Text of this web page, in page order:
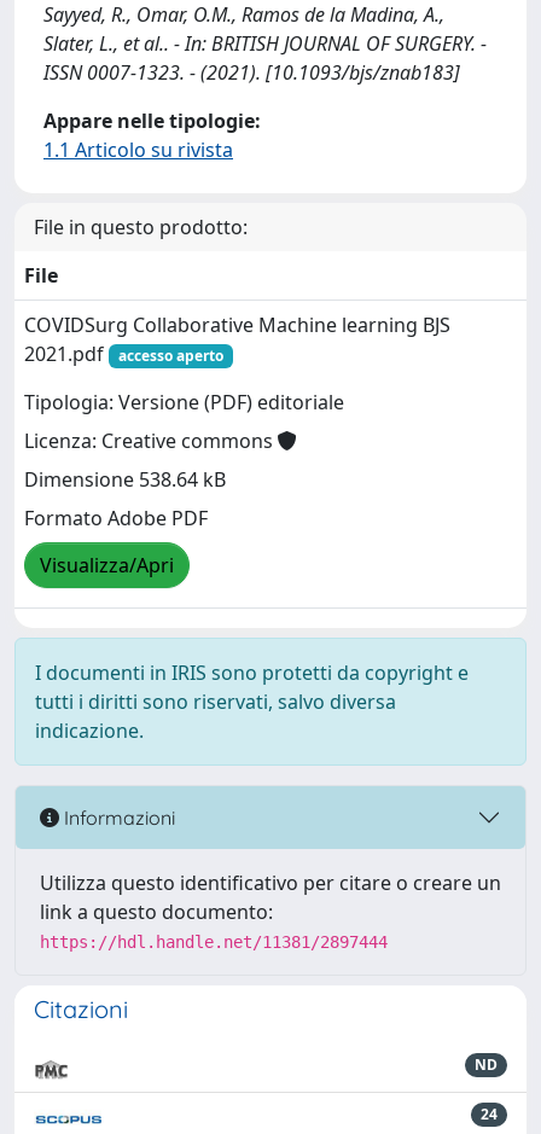
Sayyed, R., Omar, O.M., Ramos de la Madina, A.,
Slater, L., et al.. - In: BRITISH JOURNAL OF SURGERY. -
ISSN 0007-1323. - (2021). [10.1093/bjs/znab183]
Appare nelle tipologie:
1.1 Articolo su rivista
File in questo prodotto:
File
COVIDSurg Collaborative Machine learning BJS
2021.pdf
accesso aperto
Tipologia: Versione (PDF) editoriale
Licenza: Creative commons
Dimensione 538.64 kB
Formato Adobe PDF
Visualizza/Apri
I documenti in IRIS sono protetti da copyright e
tutti i diritti sono riservati, salvo diversa
indicazione.
Informazioni
Utilizza questo identificativo per citare o creare un
link a questo documento:
https://hdl.handle.net/11381/2897444
Citazioni
ND
24